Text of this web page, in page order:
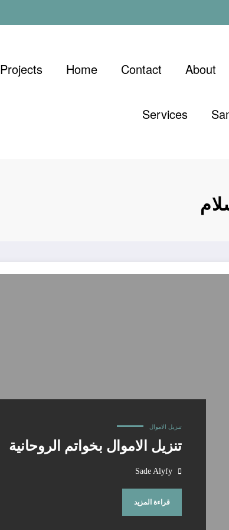
About
Contact
Home
Projects
Services
تنزيل الاموال
تنزيل الاموال بخواتم الروحانية
Sade Alyfy
قراءة المزيد